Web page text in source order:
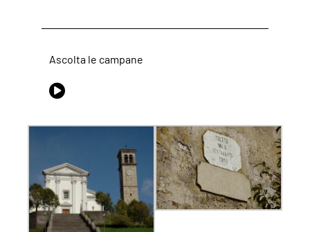
Ascolta le campane